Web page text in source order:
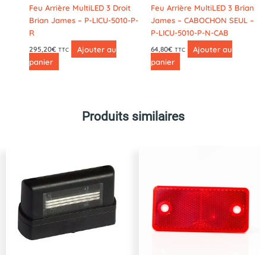
Feu Arrière MultiLED 3 Droit
Brian James – P-LICU-5010-P-
R
295,20€ TTC
Ajouter au
panier
Feu Arrière MultiLED 3 Brian
James – CABOCHON SEUL –
P-LICU-5010-P-N-CAB
64,80€ TTC
Ajouter au
panier
Produits similaires